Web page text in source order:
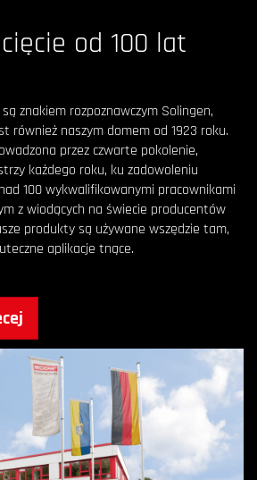
od 100 lat
znakiem rozpoznawczym Solingen,
również naszym domem od 1923 roku.
przez czwarte pokolenie,
każdego roku, ku zadowoleniu
100 wykwalifikowanymi pracownikami
z wiodących na świecie producentów
produkty są używane wszędzie tam,
aplikacje tnące.